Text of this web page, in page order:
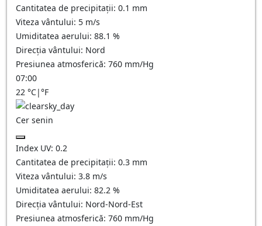
Cantitatea de precipitații: 0.1 mm
Viteza vântului: 5 m/s
Umiditatea aerului: 88.1 %
Direcția vântului: Nord
Presiunea atmosferică: 760 mm/Hg
07:00
22 °C|°F
Cer senin
Index UV: 0.2
Cantitatea de precipitații: 0.3 mm
Viteza vântului: 3.8 m/s
Umiditatea aerului: 82.2 %
Direcția vântului: Nord-Nord-Est
Presiunea atmosferică: 760 mm/Hg